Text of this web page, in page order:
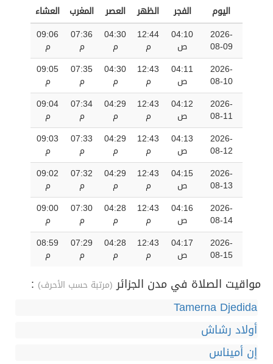
اليوم الفجر الظهر العصر المغرب
العشاء
2026-
08-09
04:10
ص
12:44
م
04:30
م
07:36
م
09:06
م
2026-
08-10
04:11
ص
12:43
م
04:30
م
07:35
م
09:05
م
2026-
08-11
04:12
ص
12:43
م
04:29
م
07:34
م
09:04
م
2026-
08-12
04:13
ص
12:43
م
04:29
م
07:33
م
09:03
م
2026-
08-13
04:15
ص
12:43
م
04:29
م
07:32
م
09:02
م
2026-
08-14
04:16
ص
12:43
م
04:28
م
07:30
م
09:00
م
2026-
08-15
04:17
ص
12:43
م
04:28
م
07:29
م
08:59
م
مواقيت الصلاة في مدن الجزائر (مرتبة حسب الأحرف) :
Tamerna Djedida
أولاد رشاش
إن أميناس